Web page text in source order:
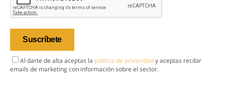
Al darte de alta aceptas la política de privacidady aceptas recibir
emails de marketing con información sobre el sector.